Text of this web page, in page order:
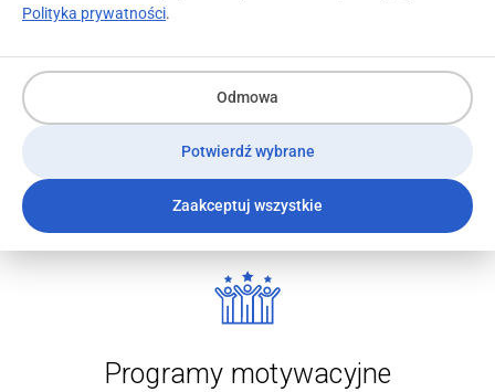
Obsługa programów
lojalnościowych
Programy motywacyjne
Polityka prywatności.
Odmowa
Potwierdź wybrane
Zaakceptuj wszystkie